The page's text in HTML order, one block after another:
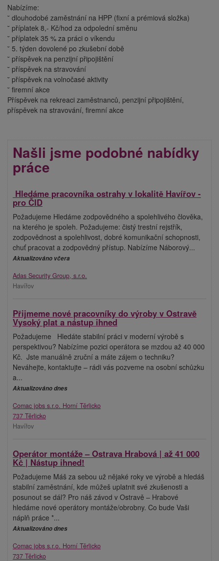
Nabízíme:
˘ dlouhodobé zaměstnání na HPP (fixní a prémiová složka)
˘ příplatek 8,- Kč/hod za odpolední směnu
˘ příplatek 35 % za práci o víkendu
˘ 5. týden dovolené po zkušební době
˘ příspěvek na penzijní připojištění
˘ příspěvek na stravování
˘ příspěvek na volnočasé aktivity
˘ firemní akce
Příspěvek na rekreaci zaměstnanců, penzijní připojištění,
příspěvek na stravování, firemní akce
Našli jsme podobné nabídky
práce
️ Hledáme pracovníka ostrahy v lokalitě Havířov -
pro ČID
Požadujeme Hledáme zodpovědného a spolehlivého člověka,
na kterého je spoleh. Požadujeme: čistý trestní rejstřík,
zodpovědnost a spolehlivost, dobré komunikační schopnosti,
chuť pracovat a zodpovědný přístup. Nabízíme Náborový...
Aktualizováno včera
Adas Security Group, s.r.o.
Havířov
Přijmeme nové pracovníky do výroby v Ostravě
Vysoký plat a nástup ihned
Požadujeme ️Hledáte stabilní práci v moderní výrobě s
perspektivou? ️Nabízíme pozici operátora se mzdou až 40 000
Kč. ️ Jste manuálně zruční a máte zájem o techniku?
️Neváhejte, kontaktujte – rádi vás pozveme na osobní schůzku
a...
Aktualizováno dnes
Comac jobs s.r.o. Horní Těrlicko
737 Těrlicko
Havířov
Operátor montáže – Ostrava Hrabová | až 41 000
Kč | Nástup ihned!
Požadujeme Máš za sebou už nějaké roky ve výrobě a hledáš
stabilní zaměstnání, kde můžeš uplatnit své zkušenosti a
posunout se dál? Pro náš závod v Ostravě – Hrabové
hledáme nové operátory montáže/obrobny. Co bude Vaši
náplň práce *...
Aktualizováno dnes
Comac jobs s.r.o. Horní Těrlicko
737 Těrlicko